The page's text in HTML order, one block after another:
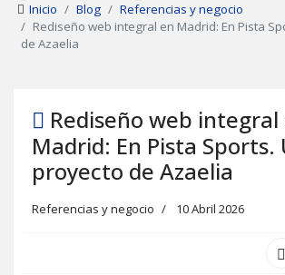
Inicio Blog
Referencias y negocio
Rediseño web integral en Madrid: En Pista
de Azaelia
Rediseño web integral
Madrid: En Pista Sports.
proyecto de Azaelia
Referencias y negocio 10 Abril 2026